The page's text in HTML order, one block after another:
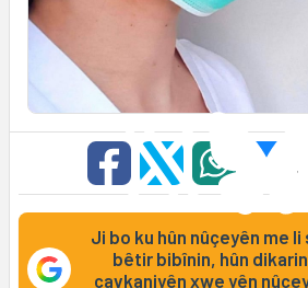
Ji bo ku hûn nûçeyên me li
bêtir bibînin, hûn
çavkaniyên xwe yên